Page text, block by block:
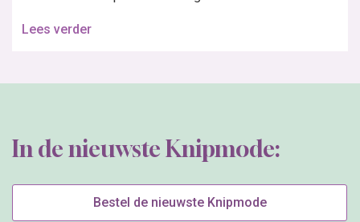
Lees verder
In de nieuwste Knipmode:
Bestel de nieuwste Knipmode